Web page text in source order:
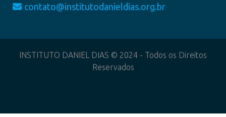
contato@institutodanieldias.org.br
INSTITUTO DANIEL DIAS © 2024 - Todos os Direitos
Reservados